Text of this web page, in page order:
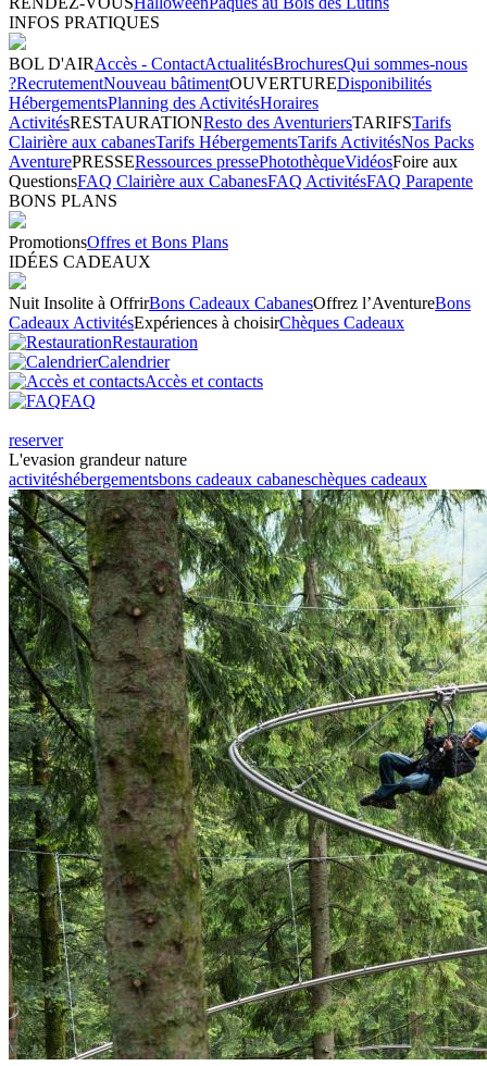
INFOS PRATIQUES
BOL D'AIRAccès - ContactActualitésBrochuresQui sommes-nous
?RecrutementNouveau bâtimentOUVERTUREDisponibilités
HébergementsPlanning des ActivitésHoraires
ActivitésRESTAURATIONResto des AventuriersTARIFSTarifs
Clairière aux cabanesTarifs HébergementsTarifs ActivitésNos Packs
AventurePRESSERessources pressePhotothèqueVidéosFoire aux
QuestionsFAQ Clairière aux CabanesFAQ ActivitésFAQ Parapente
BONS PLANS
PromotionsOffres et Bons Plans
IDÉES CADEAUX
Nuit Insolite à OffrirBons Cadeaux CabanesOffrez l’AventureBons
Cadeaux ActivitésExpériences à choisirChèques Cadeaux
Restauration
Calendrier
Accès et contacts
FAQ
reserver
L'evasion grandeur nature
activitéshébergementsbons cadeaux cabaneschèques cadeaux